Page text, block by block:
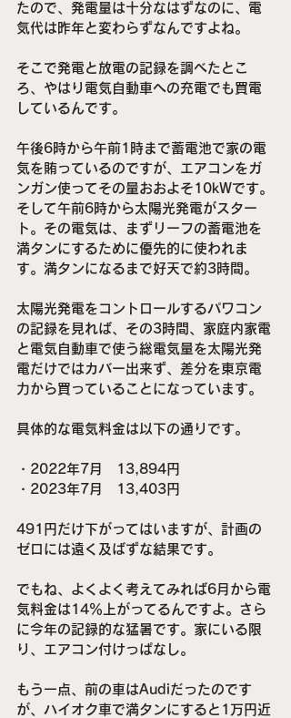
たので、発電量は十分なはずなのに、電
気代は昨年と変わらずなんですよね。
そこで発電と放電の記録を調べたとこ
ろ、やはり電気自動車への充電でも買電
しているんです。
午後6時から午前1時まで蓄電池で家の電
気を賄っているのですが、エアコンをガ
ンガン使ってその量おおよそ10kWです。
そして午前6時から太陽光発電がスター
ト。その電気は、まずリーフの蓄電池を
満タンにするために優先的に使われま
す。満タンになるまで好天で約3時間。
太陽光発電をコントロールするパワコン
の記録を見れば、その3時間、家庭内家電
と電気自動車で使う総電気量を太陽光発
電だけではカバー出来ず、差分を東京電
力から買っていることになっています。
具体的な電気料金は以下の通りです。
・2022年7月　13,894円
・2023年7月　13,403円
491円だけ下がってはいますが、計画の
ゼロには遠く及ばずな結果です。
でもね、よくよく考えてみれば6月から電
気料金は14％上がってるんですよ。さら
に今年の記録的な猛暑です。家にいる限
り、エアコン付けっぱなし。
もう一点、前の車はAudiだったのです
が、ハイオク車で満タンにすると1万円近